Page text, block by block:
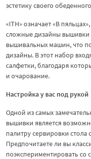
эстетику своего
«ITH» означает «В
сложные дизайны
вышивальных машин, что
дизайны. В этот набор
салфетки, благодаря
и очарование.
Настройка у вас под рукой
Одной из самых
вышивки является
палитру сервировки
Предпочитаете ли вы
поэкспериментировать со